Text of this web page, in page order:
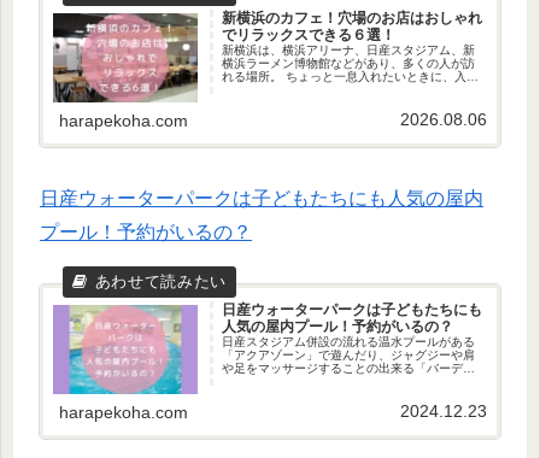
新横浜のカフェ！穴場のお店はおしゃれ
でリラックスできる６選！
新横浜は、横浜アリーナ、日産スタジアム、新
横浜ラーメン博物館などがあり、多くの人が訪
れる場所。 ちょっと一息入れたいときに、入り
harapekoha.com 2026.08.06
日産ウォーターパークは子どもたちにも人気の屋内
プール！予約がいるの？
日産ウォーターパークは子どもたちにも
人気の屋内プール！予約がいるの？
日産スタジアム併設の流れる温水プールがある
「アクアゾーン」で遊んだり、ジャグジーや肩
や足をマッサージすることの出来る「バーデゾ
harapekoha.com 2024.12.23